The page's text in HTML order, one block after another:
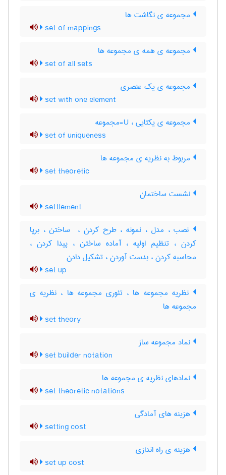
مجموعه ی نگاشت ها
set of mappings
مجموعه ی همه ی مجموعه ها
set of all sets
مجموعه ی یک عنصری
set with one element
مجموعه ی یکتایی ، U-مجموعه
set of uniqueness
مربوط به نظریه ی مجموعه ها
set theoretic
نشست ساختمان
settlement
نصب ، مدل ، نمونه ، طرح کردن ، ‌ ساختن ، برپا
کردن ، تنظیم اولیه ، آماده ساختن ، پیدا کردن ،
محاسبه کردن ، بدست آوردن ، تشکیل دادن
set up
نظریه مجموعه ها ، تئوری مجموعه ها ، نظریه ی
مجموعه ها
set theory
نماد مجموعه ساز
set builder notation
نمادهای نظریه ی مجموعه ها
set theoretic notations
هزینه های آمادگی
setting cost
هزینه ی راه اندازی
set up cost